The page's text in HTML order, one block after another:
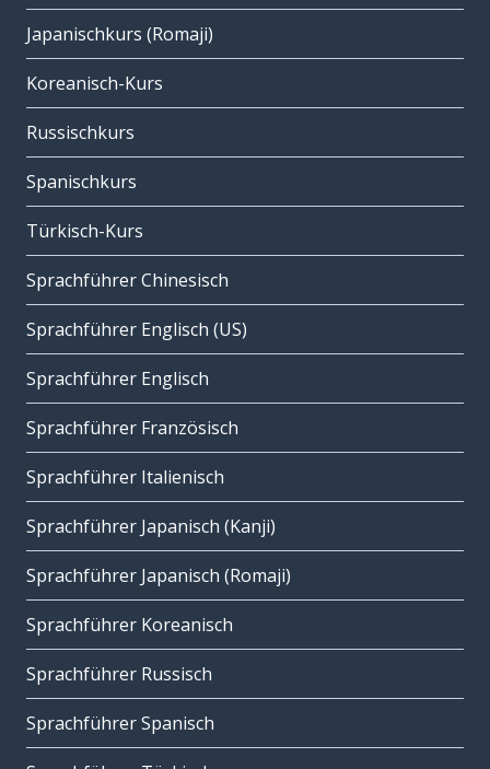
Japanischkurs (Romaji)
Koreanisch-Kurs
Russischkurs
Spanischkurs
Türkisch-Kurs
Sprachführer Chinesisch
Sprachführer Englisch (US)
Sprachführer Englisch
Sprachführer Französisch
Sprachführer Italienisch
Sprachführer Japanisch (Kanji)
Sprachführer Japanisch (Romaji)
Sprachführer Koreanisch
Sprachführer Russisch
Sprachführer Spanisch